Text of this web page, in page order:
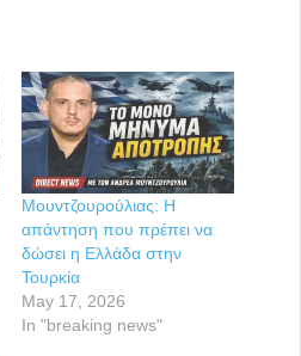
Μουντζουρούλιας: Η
απάντηση που πρέπει να
δώσει η Ελλάδα στην
Τουρκία
May 17, 2026
In "breaking news"